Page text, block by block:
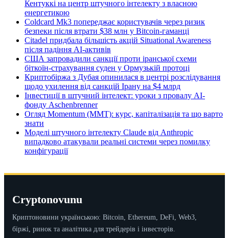
Кентуккі на центр штучного інтелекту з власною
енергетикою
Coldcard Mk3 попереджає користувачів через ризик
безпеки після втрати $38 млн у Bitcoin-гаманці
Citadel придбала більшість акцій Situational Awareness
після падіння AI-активів
США запровадили санкції проти іранської схеми
біткоїн-страхування суден у Ормузькій протоці
Криптобіржа з Дубая опинилася в центрі розслідування
щодо ухилення від санкцій Ірану на $4 млрд
Інвестиції в штучний інтелект: уроки з провалу AI-
фонду Aschenbrenner
Огляд Momentum (MMT): курс, капіталізація та що варто
знати
Моделі штучного інтелекту Claude від Anthropic
випадково атакували реальні системи через помилку
конфігурації
Cryptonovunu
Криптоновини українською: Bitcoin, Ethereum, DeFi, Web3,
біржі, ринок та аналітика для трейдерів і інвесторів.